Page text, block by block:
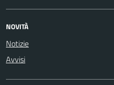
NOVITÀ
Notizie
Avvisi